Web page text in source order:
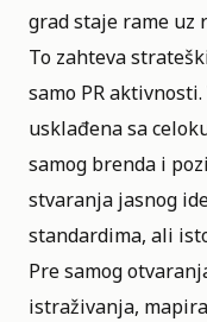
grad staje rame uz
To zahteva
samo PR
usklađena sa
samog brenda i
stvaranja jasnog
standardima, ali
Pre samog
istraživanja,